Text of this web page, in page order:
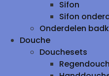
Sifon
Sifon
Onderdelen
Douche
Douchesets